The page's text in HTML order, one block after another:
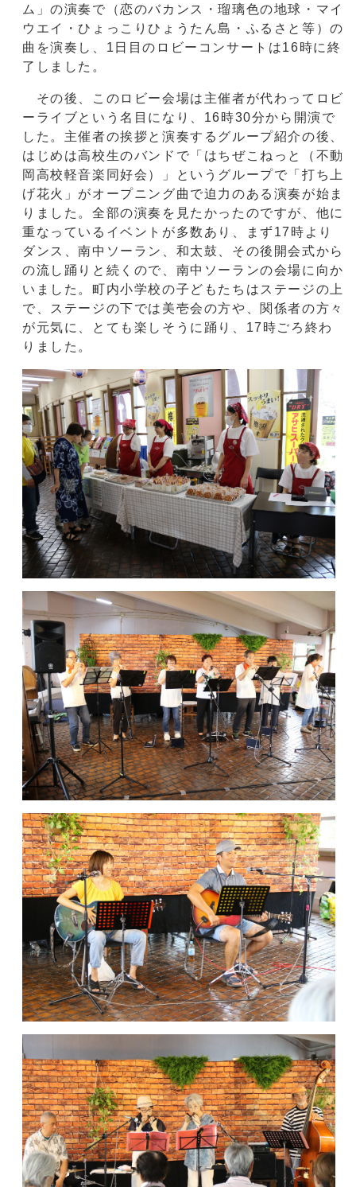
ム」の演奏で（恋のバカンス・瑠璃色の地球・マイ
ウエイ・ひょっこりひょうたん島・ふるさと等）の
曲を演奏し、1日目のロビーコンサートは16時に終
了しました。
その後、このロビー会場は主催者が代わってロビ
ーライブという名目になり、16時30分から開演で
した。主催者の挨拶と演奏するグループ紹介の後、
はじめは高校生のバンドで「はちぜこねっと（不動
岡高校軽音楽同好会）」というグループで「打ち上
げ花火」がオープニング曲で迫力のある演奏が始ま
りました。全部の演奏を見たかったのですが、他に
重なっているイベントが多数あり、まず17時より
ダンス、南中ソーラン、和太鼓、その後開会式から
の流し踊りと続くので、南中ソーランの会場に向か
いました。町内小学校の子どもたちはステージの上
で、ステージの下では美壱会の方や、関係者の方々
が元気に、とても楽しそうに踊り、17時ごろ終わ
りました。